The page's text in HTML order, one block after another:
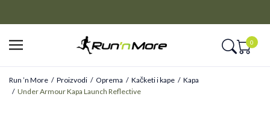
0
Run ’n More Proizvodi Oprema Kačketi i kape
Kapa
Under Armour Kapa Launch Reflective